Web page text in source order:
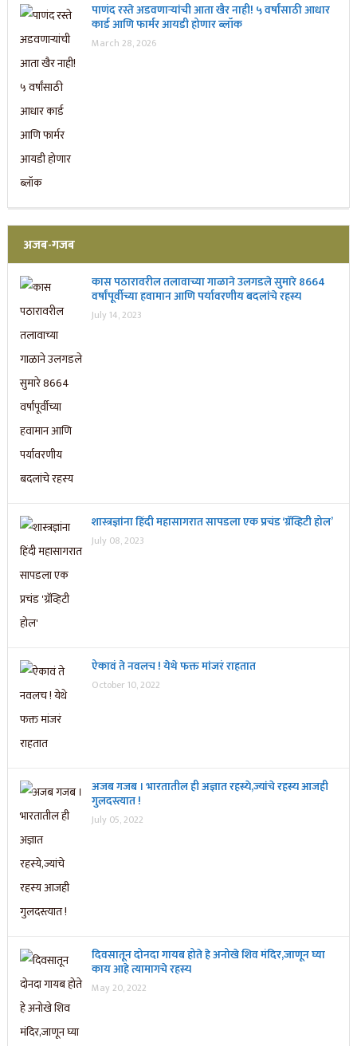
पाणंद रस्ते अडवणाऱ्यांची आता खैर नाही! ५ वर्षांसाठी आधार
कार्ड आणि फार्मर आयडी होणार ब्लॉक
March 28, 2026
अजब-गजब
कास पठारावरील तलावाच्या गाळाने उलगडले सुमारे 8664
वर्षांपूर्वीच्या हवामान आणि पर्यावरणीय बदलांचे रहस्य
July 14, 2023
शास्त्रज्ञांना हिंदी महासागरात सापडला एक प्रचंड ‘ग्रॅव्हिटी होल’
July 08, 2023
ऐकावं ते नवलच ! येथे फक्त मांजरं राहतात
October 10, 2022
अजब गजब । भारतातील ही अज्ञात रहस्ये,ज्यांचे रहस्य आजही
गुलदस्त्यात !
July 05, 2022
दिवसातून दोनदा गायब होते हे अनोखे शिव मंदिर,जाणून घ्या
काय आहे त्यामागचे रहस्य
May 20, 2022